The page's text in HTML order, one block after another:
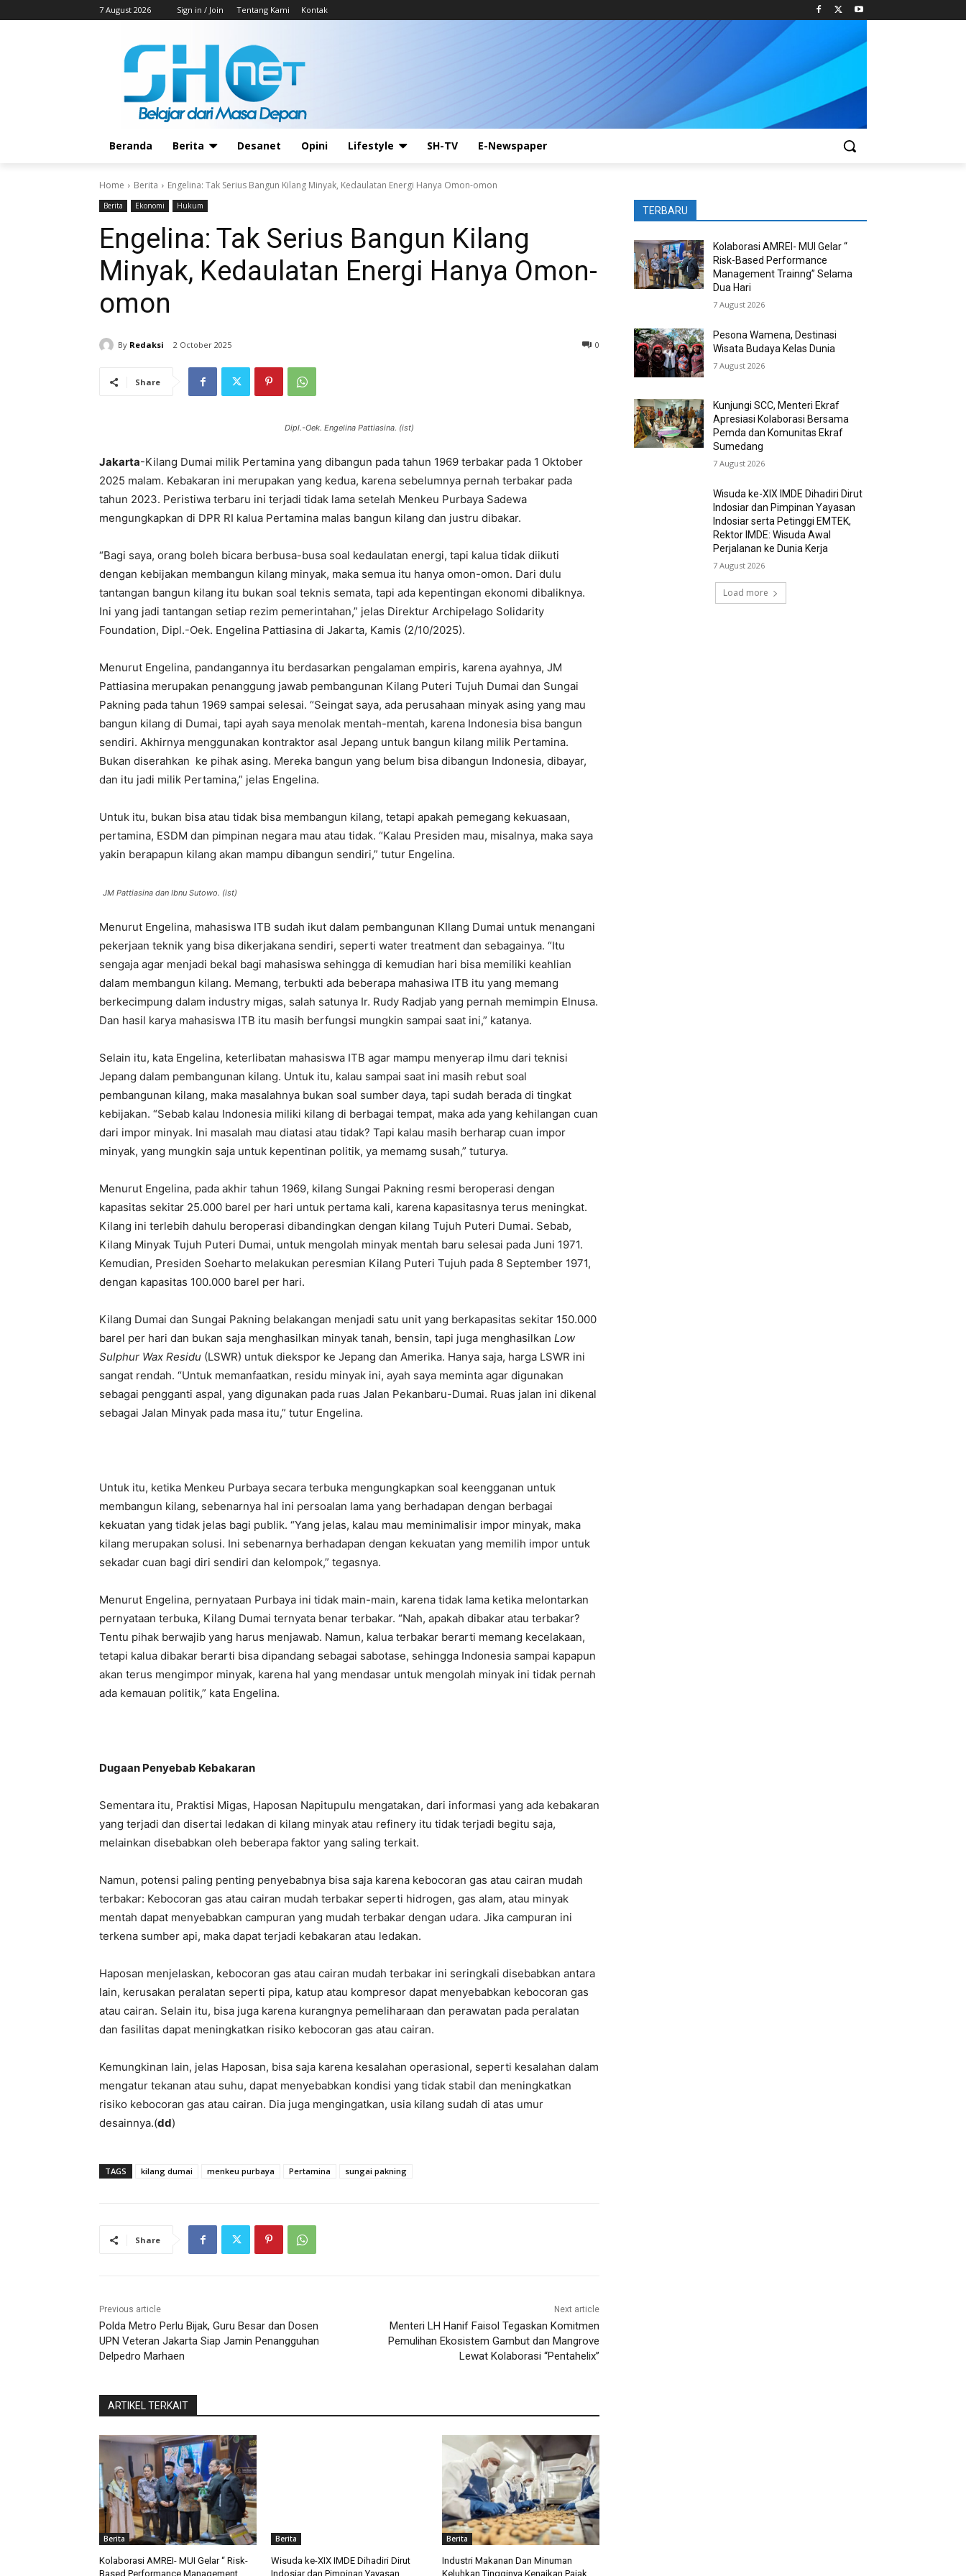
7 August 2026 Sign in / Join Tentang Kami Kontak
Beranda Berita Desanet Opini Lifestyle SH-TV E-Newspaper
Home Berita Engelina: Tak Serius Bangun Kilang Minyak, Kedaulatan Energi Hanya Omon-omon
Berita Ekonomi Hukum
Engelina: Tak Serius Bangun Kilang
Minyak, Kedaulatan Energi Hanya Omon-
omon
By Redaksi 2 October 2025 0
Share
Dipl.-Oek. Engelina Pattiasina. (ist)
Jakarta-Kilang Dumai milik Pertamina yang dibangun pada tahun 1969 terbakar pada 1 Oktober
2025 malam. Kebakaran ini merupakan yang kedua, karena sebelumnya pernah terbakar pada
tahun 2023. Peristiwa terbaru ini terjadi tidak lama setelah Menkeu Purbaya Sadewa
mengungkapkan di DPR RI kalua Pertamina malas bangun kilang dan justru dibakar.
“Bagi saya, orang boleh bicara berbusa-busa soal kedaulatan energi, tapi kalua tidak diikuti
dengan kebijakan membangun kilang minyak, maka semua itu hanya omon-omon. Dari dulu
tantangan bangun kilang itu bukan soal teknis semata, tapi ada kepentingan ekonomi dibaliknya.
Ini yang jadi tantangan setiap rezim pemerintahan,” jelas Direktur Archipelago Solidarity
Foundation, Dipl.-Oek. Engelina Pattiasina di Jakarta, Kamis (2/10/2025).
Menurut Engelina, pandangannya itu berdasarkan pengalaman empiris, karena ayahnya, JM
Pattiasina merupakan penanggung jawab pembangunan Kilang Puteri Tujuh Dumai dan Sungai
Pakning pada tahun 1969 sampai selesai. “Seingat saya, ada perusahaan minyak asing yang mau
bangun kilang di Dumai, tapi ayah saya menolak mentah-mentah, karena Indonesia bisa bangun
sendiri. Akhirnya menggunakan kontraktor asal Jepang untuk bangun kilang milik Pertamina.
Bukan diserahkan ke pihak asing. Mereka bangun yang belum bisa dibangun Indonesia, dibayar,
dan itu jadi milik Pertamina,” jelas Engelina.
Untuk itu, bukan bisa atau tidak bisa membangun kilang, tetapi apakah pemegang kekuasaan,
pertamina, ESDM dan pimpinan negara mau atau tidak. “Kalau Presiden mau, misalnya, maka saya
yakin berapapun kilang akan mampu dibangun sendiri,” tutur Engelina.
JM Pattiasina dan Ibnu Sutowo. (ist)
Menurut Engelina, mahasiswa ITB sudah ikut dalam pembangunan KIlang Dumai untuk menangani
pekerjaan teknik yang bisa dikerjakana sendiri, seperti water treatment dan sebagainya. “Itu
sengaja agar menjadi bekal bagi mahasiswa sehingga di kemudian hari bisa memiliki keahlian
dalam membangun kilang. Memang, terbukti ada beberapa mahasiwa ITB itu yang memang
berkecimpung dalam industry migas, salah satunya Ir. Rudy Radjab yang pernah memimpin Elnusa.
Dan hasil karya mahasiswa ITB itu masih berfungsi mungkin sampai saat ini,” katanya.
Selain itu, kata Engelina, keterlibatan mahasiswa ITB agar mampu menyerap ilmu dari teknisi
Jepang dalam pembangunan kilang. Untuk itu, kalau sampai saat ini masih rebut soal
pembangunan kilang, maka masalahnya bukan soal sumber daya, tapi sudah berada di tingkat
kebijakan. “Sebab kalau Indonesia miliki kilang di berbagai tempat, maka ada yang kehilangan cuan
dari impor minyak. Ini masalah mau diatasi atau tidak? Tapi kalau masih berharap cuan impor
minyak, yang mungkin saja untuk kepentinan politik, ya memamg susah,” tuturya.
Menurut Engelina, pada akhir tahun 1969, kilang Sungai Pakning resmi beroperasi dengan
kapasitas sekitar 25.000 barel per hari untuk pertama kali, karena kapasitasnya terus meningkat.
Kilang ini terlebih dahulu beroperasi dibandingkan dengan kilang Tujuh Puteri Dumai. Sebab,
Kilang Minyak Tujuh Puteri Dumai, untuk mengolah minyak mentah baru selesai pada Juni 1971.
Kemudian, Presiden Soeharto melakukan peresmian Kilang Puteri Tujuh pada 8 September 1971,
dengan kapasitas 100.000 barel per hari.
Kilang Dumai dan Sungai Pakning belakangan menjadi satu unit yang berkapasitas sekitar 150.000
barel per hari dan bukan saja menghasilkan minyak tanah, bensin, tapi juga menghasilkan Low
Sulphur Wax Residu (LSWR) untuk diekspor ke Jepang dan Amerika. Hanya saja, harga LSWR ini
sangat rendah. “Untuk memanfaatkan, residu minyak ini, ayah saya meminta agar digunakan
sebagai pengganti aspal, yang digunakan pada ruas Jalan Pekanbaru-Dumai. Ruas jalan ini dikenal
sebagai Jalan Minyak pada masa itu,” tutur Engelina.
Untuk itu, ketika Menkeu Purbaya secara terbuka mengungkapkan soal keengganan untuk
membangun kilang, sebenarnya hal ini persoalan lama yang berhadapan dengan berbagai
kekuatan yang tidak jelas bagi publik. “Yang jelas, kalau mau meminimalisir impor minyak, maka
kilang merupakan solusi. Ini sebenarnya berhadapan dengan kekuatan yang memilih impor untuk
sekadar cuan bagi diri sendiri dan kelompok,” tegasnya.
Menurut Engelina, pernyataan Purbaya ini tidak main-main, karena tidak lama ketika melontarkan
pernyataan terbuka, Kilang Dumai ternyata benar terbakar. “Nah, apakah dibakar atau terbakar?
Tentu pihak berwajib yang harus menjawab. Namun, kalua terbakar berarti memang kecelakaan,
tetapi kalua dibakar berarti bisa dipandang sebagai sabotase, sehingga Indonesia sampai kapapun
akan terus mengimpor minyak, karena hal yang mendasar untuk mengolah minyak ini tidak pernah
ada kemauan politik,” kata Engelina.
Dugaan Penyebab Kebakaran
Sementara itu, Praktisi Migas, Haposan Napitupulu mengatakan, dari informasi yang ada kebakaran
yang terjadi dan disertai ledakan di kilang minyak atau refinery itu tidak terjadi begitu saja,
melainkan disebabkan oleh beberapa faktor yang saling terkait.
Namun, potensi paling penting penyebabnya bisa saja karena kebocoran gas atau cairan mudah
terbakar: Kebocoran gas atau cairan mudah terbakar seperti hidrogen, gas alam, atau minyak
mentah dapat menyebabkan campuran yang mudah terbakar dengan udara. Jika campuran ini
terkena sumber api, maka dapat terjadi kebakaran atau ledakan.
Haposan menjelaskan, kebocoran gas atau cairan mudah terbakar ini seringkali disebabkan antara
lain, kerusakan peralatan seperti pipa, katup atau kompresor dapat menyebabkan kebocoran gas
atau cairan. Selain itu, bisa juga karena kurangnya pemeliharaan dan perawatan pada peralatan
dan fasilitas dapat meningkatkan risiko kebocoran gas atau cairan.
Kemungkinan lain, jelas Haposan, bisa saja karena kesalahan operasional, seperti kesalahan dalam
mengatur tekanan atau suhu, dapat menyebabkan kondisi yang tidak stabil dan meningkatkan
risiko kebocoran gas atau cairan. Dia juga mengingatkan, usia kilang sudah di atas umur
desainnya.(dd)
TAGS kilang dumai menkeu purbaya Pertamina sungai pakning
Share
Previous article
Polda Metro Perlu Bijak, Guru Besar dan Dosen
UPN Veteran Jakarta Siap Jamin Penangguhan
Delpedro Marhaen
Next article
Menteri LH Hanif Faisol Tegaskan Komitmen
Pemulihan Ekosistem Gambut dan Mangrove
Lewat Kolaborasi “Pentahelix”
ARTIKEL TERKAIT
Berita
Kolaborasi AMREI- MUI Gelar “ Risk-
Based Performance Management
Berita
Wisuda ke-XIX IMDE Dihadiri Dirut
Indosiar dan Pimpinan Yayasan
Berita
Industri Makanan Dan Minuman
Keluhkan Tingginya Kenaikan Pajak
TERBARU
Kolaborasi AMREI- MUI Gelar “
Risk-Based Performance
Management Trainng” Selama
Dua Hari
7 August 2026
Pesona Wamena, Destinasi
Wisata Budaya Kelas Dunia
7 August 2026
Kunjungi SCC, Menteri Ekraf
Apresiasi Kolaborasi Bersama
Pemda dan Komunitas Ekraf
Sumedang
7 August 2026
Wisuda ke-XIX IMDE Dihadiri Dirut
Indosiar dan Pimpinan Yayasan
Indosiar serta Petinggi EMTEK,
Rektor IMDE: Wisuda Awal
Perjalanan ke Dunia Kerja
7 August 2026
Load more